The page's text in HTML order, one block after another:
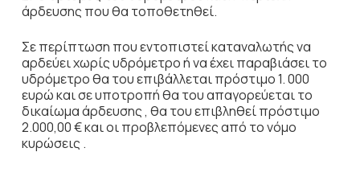
άρδευσης που θα τοποθετηθεί.
Σε περίπτωση που εντοπιστεί καταναλωτής να
αρδεύει χωρίς υδρόμετρο ή να έχει παραβιάσει το
υδρόμετρο θα του επιβάλλεται πρόστιμο 1. 000
ευρώ και σε υποτροπή θα του απαγορεύεται το
δικαίωμα άρδευσης , θα του επιβληθεί πρόστιμο
2.000,00 € και οι προβλεπόμενες από το νόμο
κυρώσεις .